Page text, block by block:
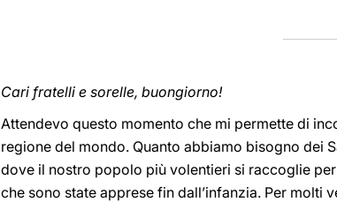
Cari fratelli e sorelle, buongiorno!
Attendevo questo momento che mi permette di
regione del mondo. Quanto abbiamo bisogno dei
dove il nostro popolo più volentieri si raccoglie
che sono state apprese fin dall’infanzia. Per molti